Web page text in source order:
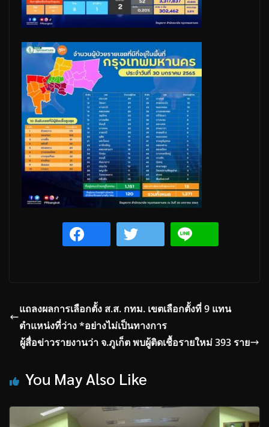
แถลงผลการเลือกตั้ง ส.ส. กทม. เขตเลือกตั้งที่ 9 แทน
ตำแหน่งที่ว่าง *อย่างไม่เป็นทางการ
ผู้สื่อข่าวรายงานว่า จ.ภูเก็ต พบผู้ติดเชื้อรายใหม่ 393 ราย
You May Also Like